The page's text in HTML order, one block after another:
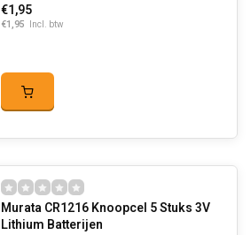
€1,95
€1,95 Incl. btw
Murata CR1216 Knoopcel 5 Stuks 3V
Lithium Batterijen